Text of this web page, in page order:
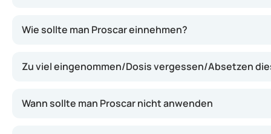
Wie sollte man Proscar einnehmen?
Zu viel eingenommen/Dosis vergessen/Absetzen
Wann sollte man Proscar nicht anwenden